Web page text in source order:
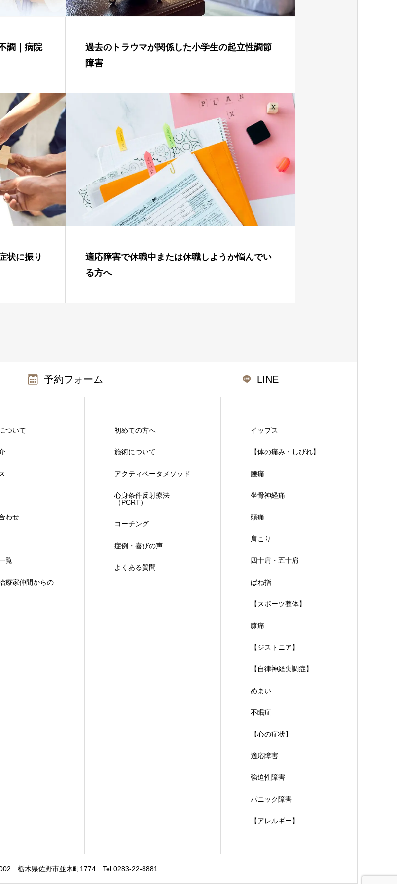
調｜病院
過去のトラウマが関係した小学生の起立性調節
障害
状に振り
適応障害で休職中または休職しようか悩んでい
る方へ
予約フォーム LINE
ついて
わせ
覧
療家仲間からの
初めての方へ
施術について
アクティベータメソッド
心身条件反射療法
（PCRT）
コーチング
症例・喜びの声
よくある質問
イップス
【体の痛み・しびれ】
腰痛
坐骨神経痛
頭痛
肩こり
四十肩・五十肩
ばね指
【スポーツ整体】
膝痛
【ジストニア】
【自律神経失調症】
めまい
不眠症
【心の症状】
適応障害
強迫性障害
パニック障害
【アレルギー】
栃木県佐野市並木町1774 Tel:0283-22-8881